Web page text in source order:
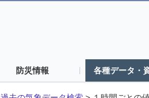
防災情報 各種データ・